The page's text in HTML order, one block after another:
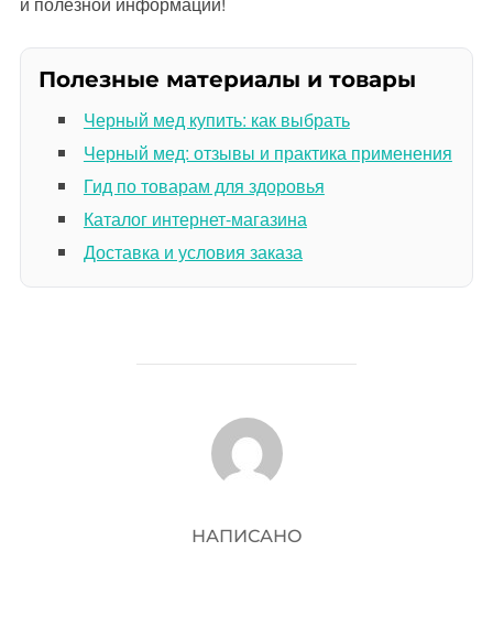
Полезные материалы и товары
Черный мед купить: как выбрать
Черный мед: отзывы и практика применения
Гид по товарам для здоровья
Каталог интернет-магазина
Доставка и условия заказа
АВТОР ЗАПИСИ
НАПИСАНО